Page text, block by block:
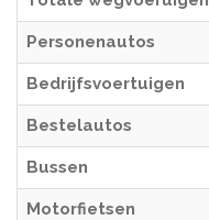
Personenautos
Bedrijfsvoertuigen
Bestelautos
Bussen
Motorfietsen